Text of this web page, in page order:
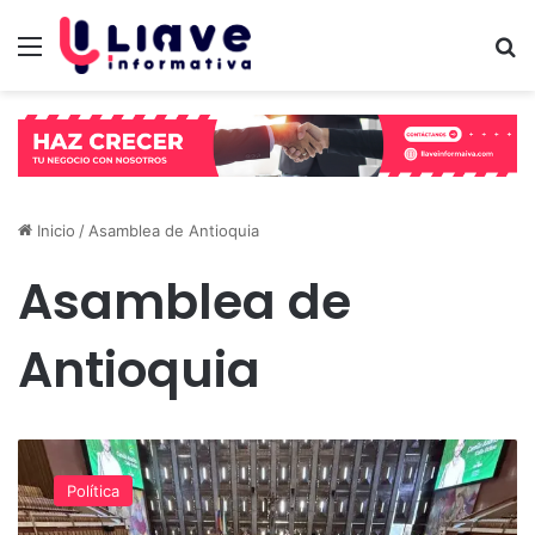
Menú
Inicio / Asamblea de Antioquia
Asamblea de
Antioquia
¡Atento
dato!
$7,96
Política